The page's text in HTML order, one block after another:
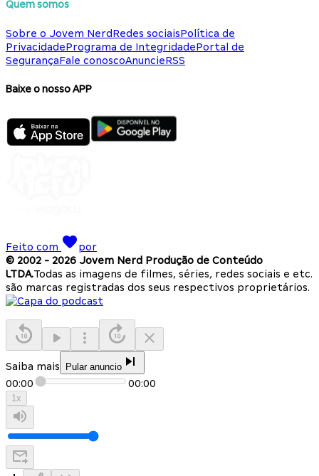
Quem somos
Sobre o Jovem NerdRedes sociaisPolítica de
PrivacidadePrograma de IntegridadePortal de
SegurançaFale conoscoAnuncieRSS
Baixe o nosso APP
Feito com
por
© 2002 - 2026 Jovem Nerd Produção de Conteúdo
LTDA.Todas as imagens de filmes, séries, redes sociais e etc.
são marcas registradas dos seus respectivos proprietários.
Saiba mais Pular anuncio
00:00 00:00
1x